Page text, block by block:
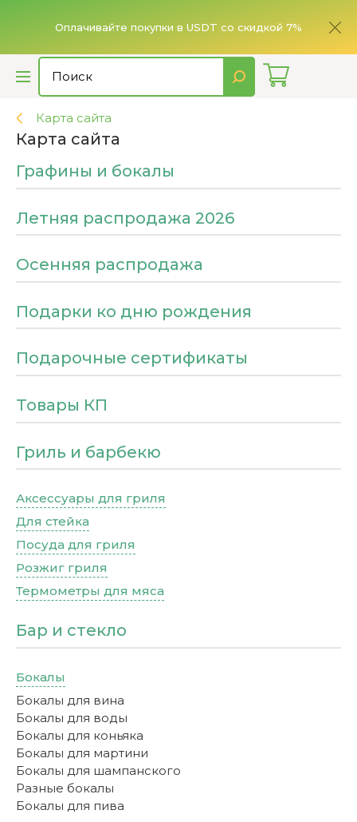
Летняя распродажа 2026!
Карта сайта
Карта сайта
Графины и бокалы
Летняя распродажа 2026
Осенняя распродажа
Подарки ко дню рождения
Подарочные сертификаты
Товары КП
Гриль и барбекю
Аксессуары для гриля
Для стейка
Посуда для гриля
Розжиг гриля
Термометры для мяса
Бар и стекло
Бокалы
Бокалы для вина
Бокалы для воды
Бокалы для коньяка
Бокалы для мартини
Бокалы для шампанского
Разные бокалы
Бокалы для пива